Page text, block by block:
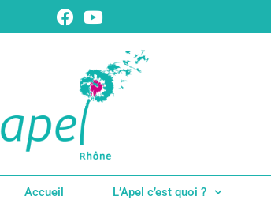
Accueil L’Apel c’est quoi ?